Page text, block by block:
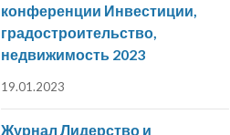
конференции Инвестиции,
градостроительство,
недвижимость 2023
19.01.2023
Журнал Лидерство и